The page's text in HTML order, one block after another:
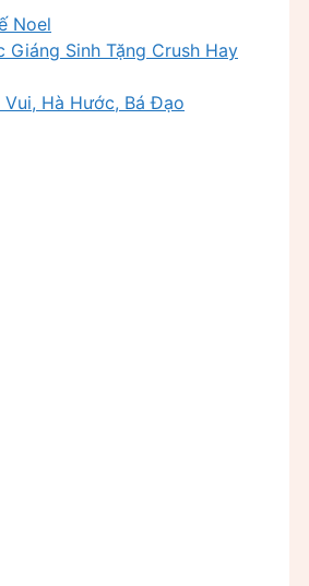
Noel
Giáng Sinh Tặng Crush Hay
Hà Hước, Bá Đạo